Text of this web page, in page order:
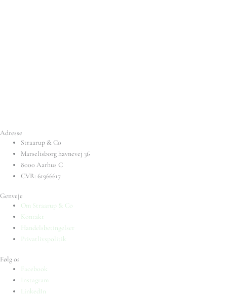
Adresse
Straarup & Co
Marselisborg havnevej 36
8000 Aarhus C
CVR: 61966617
Genveje
Om Straarup & Co
Kontakt
Handelsbetingelser
Privatlivspolitik
Følg os
Facebook
Instagram
LinkedIn